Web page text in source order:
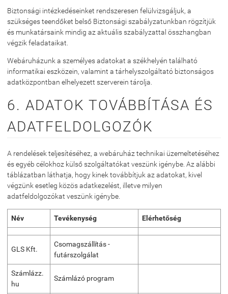
Biztonsági intézkedéseinket rendszeresen felülvizsgáljuk, a
szükséges teendőket belső Biztonsági szabályzatunkban rögzítjük
és munkatársaink mindig az aktuális szabályzattal összhangban
végzik feladataikat.
Webáruházunk a személyes adatokat a székhelyén található
informatikai eszközein, valamint a tárhelyszolgáltató biztonságos
adatközpontban elhelyezett szerverein tárolja.
6. ADATOK TOVÁBBÍTÁSA ÉS
ADATFELDOLGOZÓK
A rendelések teljesítéséhez, a webáruház technikai üzemeltetéséhez
és egyéb célokhoz külső szolgáltatókat veszünk igénybe. Az alábbi
táblázatban láthatja, hogy kinek továbbítjuk az adatokat, kivel
végzünk esetleg közös adatkezelést, illetve milyen
adatfeldolgozókat veszünk igénybe.
Név Tevékenység Elérhetőség
GLS Kft.
Csomagszállítás -
futárszolgálat
Számlázz.
hu
Számlázó program